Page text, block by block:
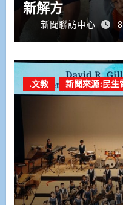
新解方
新聞聯訪中心
.文教 新聞來源:民生